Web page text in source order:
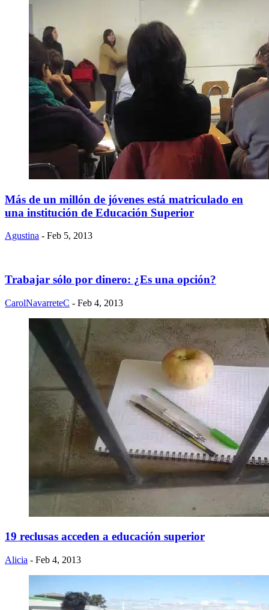
Más de un millón de jóvenes está matriculado en
una institución de Educación Superior
Agustina - Feb 5, 2013
Trabajar sólo por dinero: ¿Es una opción?
CarolNavarreteC - Feb 4, 2013
19 reclusas acceden a educación superior
Alicia - Feb 4, 2013